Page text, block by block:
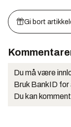
Gi bort
Du må være
Bruk BankID
Du kan